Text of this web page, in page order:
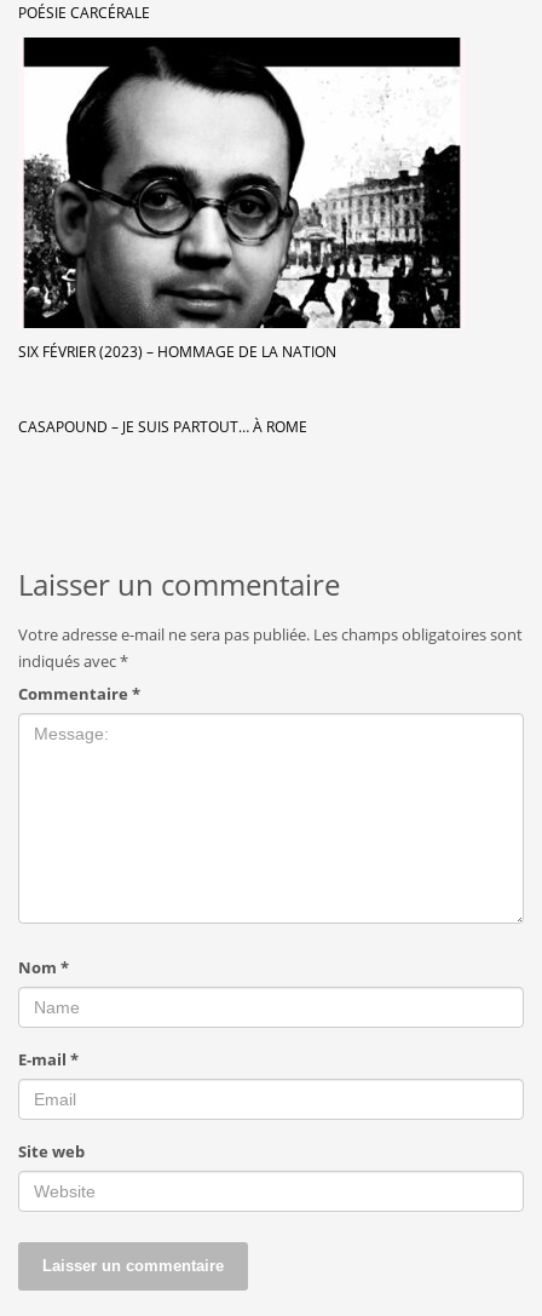
POÉSIE CARCÉRALE
SIX FÉVRIER (2023) – HOMMAGE DE LA NATION
CASAPOUND – JE SUIS PARTOUT… À ROME
Laisser un commentaire
Votre adresse e-mail ne sera pas publiée. Les champs obligatoires sont
indiqués avec*
Commentaire *
Nom *
E-mail *
Site web